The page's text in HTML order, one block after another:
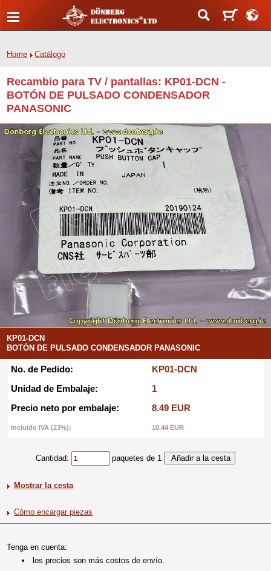
Home Catálogo
Recambio para TV / pantallas: KP01-DCN -
BOTÓN DE PULSADO CONDENSADOR
PANASONIC
KP01-DCN
BOTÓN DE PULSADO CONDENSADOR PANASONIC
No. de Pedido:
KP01-DCN
Unidad de Embalaje:
1
Precio neto por embalaje:
8.49 EUR
Incluido IVA (23%): 10.44 EUR
Cantidad: paquetes de 1
Mostrar la cesta
Cómo encargar piezas
Tenga en cuenta:
los precios son más costos de envío.